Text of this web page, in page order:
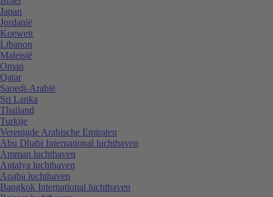
Japan
Jordanië
Koeweit
Libanon
Maleisië
Oman
Qatar
Saoedi-Arabië
Sri Lanka
Thailand
Turkije
Verenigde Arabische Emiraten
Abu Dhabi International luchthaven
Amman luchthaven
Antalya luchthaven
Aqaba luchthaven
Bangkok International luchthaven